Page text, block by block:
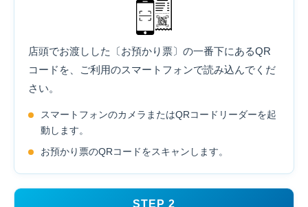
店頭でお渡しした〔お預かり票〕の一番下にあるQR
コードを、ご利用のスマートフォンで読み込んでくだ
さい。
スマートフォンのカメラまたはQRコードリーダーを起
動します。
お預かり票のQRコードをスキャンします。
STEP 2